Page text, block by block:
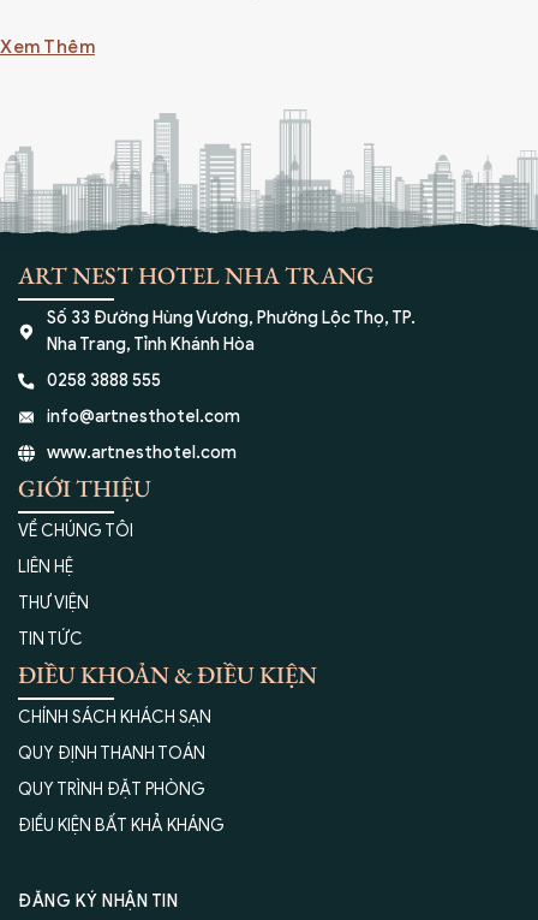
Xem Thêm
ART NEST HOTEL NHA TRANG
Số 33 Đường Hùng Vương, Phường Lộc Thọ, TP.
Nha Trang, Tỉnh Khánh Hòa
0258 3888 555
info@artnesthotel.com
www.artnesthotel.com
GIỚI THIỆU
VỀ CHÚNG TÔI
LIÊN HỆ
THƯ VIỆN
TIN TỨC
ĐIỀU KHOẢN & ĐIỀU KIỆN
CHÍNH SÁCH KHÁCH SẠN
QUY ĐỊNH THANH TOÁN
QUY TRÌNH ĐẶT PHÒNG
ĐIỀU KIỆN BẤT KHẢ KHÁNG
ĐĂNG KÝ NHẬN TIN